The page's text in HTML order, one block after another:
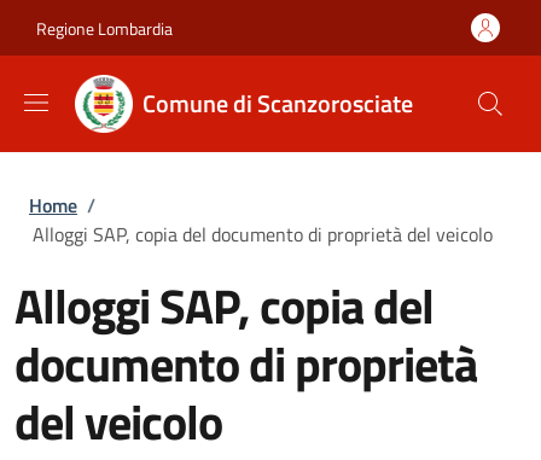
Regione Lombardia
Comune di Scanzorosciate
Briciole di pane
Home /
Alloggi SAP, copia del documento di proprietà del veicolo
Alloggi SAP, copia del
documento di proprietà
del veicolo